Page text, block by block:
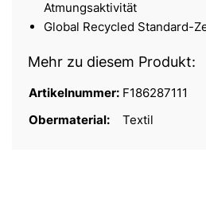
Atmungsaktivität
Global Recycled Standard-
Mehr zu diesem Produkt:
Artikelnummer: F186287111
Obermaterial:
Textil